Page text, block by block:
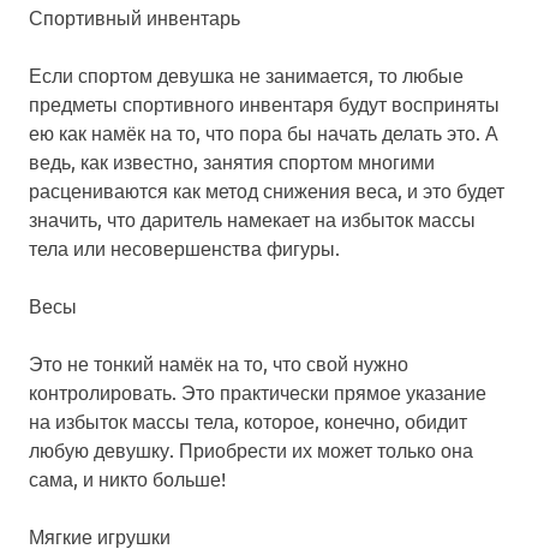
Спортивный инвентарь
Если спортом девушка не занимается, то любые
предметы спортивного инвентаря будут восприняты
ею как намёк на то, что пора бы начать делать это. А
ведь, как известно, занятия спортом многими
расцениваются как метод снижения веса, и это будет
значить, что даритель намекает на избыток массы
тела или несовершенства фигуры.
Весы
Это не тонкий намёк на то, что свой нужно
контролировать. Это практически прямое указание
на избыток массы тела, которое, конечно, обидит
любую девушку. Приобрести их может только она
сама, и никто больше!
Мягкие игрушки